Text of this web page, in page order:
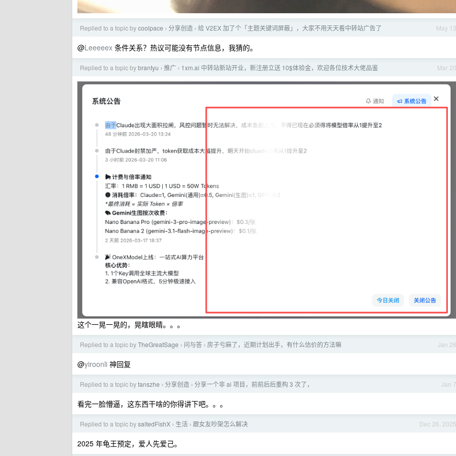
May 13
Replied to a topic bycoolpace › 分享创造 › 给 V2EX 加了个「主题关键词屏蔽」，大家不用天天看中转站广告了
@Leeeeex 条件关系？热议可能没有节点信息，我猜的。
Mar 20
Replied to a topic bybrantyu › 推广 › 1xm.ai 中转站新站开业，新注册立送 10$体验金，欢迎各位技术大佬品鉴
这个一晃一晃的，晃瞎眼睛。。。
Jan 26
Replied to a topic byTheGreatSage › 问与答 › 房子亏麻了，近期计划出手，有什么估价的方法嘛
@yiroonli 神回复
Jan 7
Replied to a topic bytanszhe › 分享创造 › 分享一个非 ai 项目，前前后后重构 3 次了，
看完一脸懵逼，这东西干啥的你得讲下吧。。。
Dec 26, 2025
Replied to a topic bysaltedFishX › 生活 › 跟女友吵架怎么解决
2025 年龟王预定，爱人先爱己。